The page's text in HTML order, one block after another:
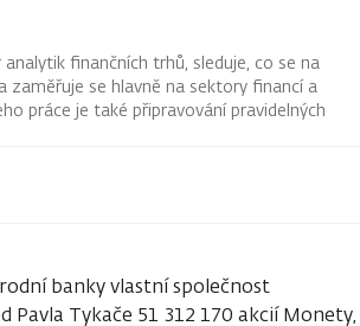
analytik finančních trhů, sleduje, co se na
zaměřuje se hlavně na sektory financí a
práce je také připravování pravidelných
banky vlastní společnost
Pavla Tykače 51 312 170 akcií Monety,